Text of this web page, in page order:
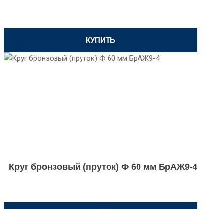
КУПИТЬ
Круг бронзовый (пруток) Ф 60 мм БрАЖ9-4